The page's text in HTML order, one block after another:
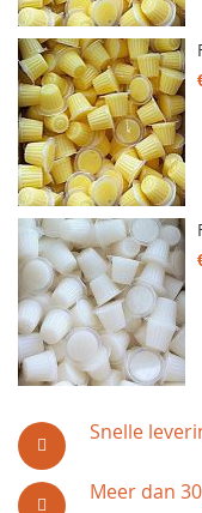
Snelle
Meer dan